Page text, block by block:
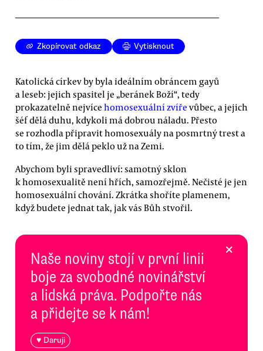
Zkopírovat odkaz Vytisknout
Katolická církev by byla ideálním obráncem gayů
a leseb: jejich spasitel je „beránek Boží“, tedy
prokazatelně nejvíce homosexuální zvíře vůbec, a jejich
šéf dělá duhu, kdykoli má dobrou náladu. Přesto
se rozhodla připravit homosexuály na posmrtný trest a
to tím, že jim dělá peklo už na Zemi.
Abychom byli spravedliví: samotný sklon
k homosexualitě není hřích, samozřejmě. Nečisté je jen
homosexuální chování. Zkrátka shoříte plamenem,
když budete jednat tak, jak vás Bůh stvořil.
Naše noviny stojí v první linii
boje za svobodné novinářství
a lidská práva. Podpořte nás
a přidejte se k nám!
♥ Daruji
×